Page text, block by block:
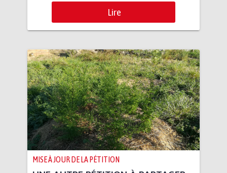
Lire
MISE À JOUR DE LA PÉTITION